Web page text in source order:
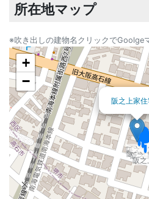
所在地マップ
※吹き出しの建物名クリックでGoolge
阪之
阪之
阪之
阪之
南海電気鉄道南
阪之上家
+
−